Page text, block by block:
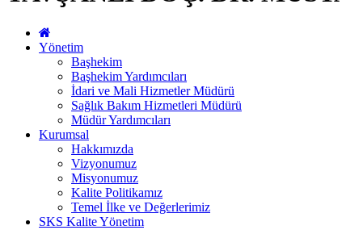
Yönetim
Başhekim
Başhekim Yardımcıları
İdari ve Mali Hizmetler Müdürü
Sağlık Bakım Hizmetleri Müdürü
Müdür Yardımcıları
Kurumsal
Hakkımızda
Vizyonumuz
Misyonumuz
Kalite Politikamız
Temel İlke ve Değerlerimiz
SKS Kalite Yönetim